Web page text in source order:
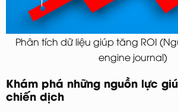
Phân tích dữ liệu giúp tăng ROI
engine journal)
Khám phá những nguồn lực
chiến dịch